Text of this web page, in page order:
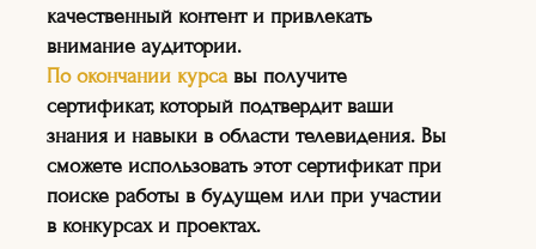
НА КУРСЕ:"ТЕЛЕВЕДУЩИХ"
ДЛЯ ДЕТЕЙ И ВЗРОСЛЫХ
качественный контент и привлекать
внимание аудитории.
По окончании курсавы получите
сертификат, который подтвердит ваши
знания и навыки в области телевидения. Вы
сможете использовать этот сертификат при
поиске работы в будущем или при участии
в конкурсах и проектах.